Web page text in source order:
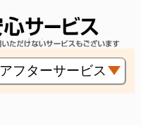
アフターサービス